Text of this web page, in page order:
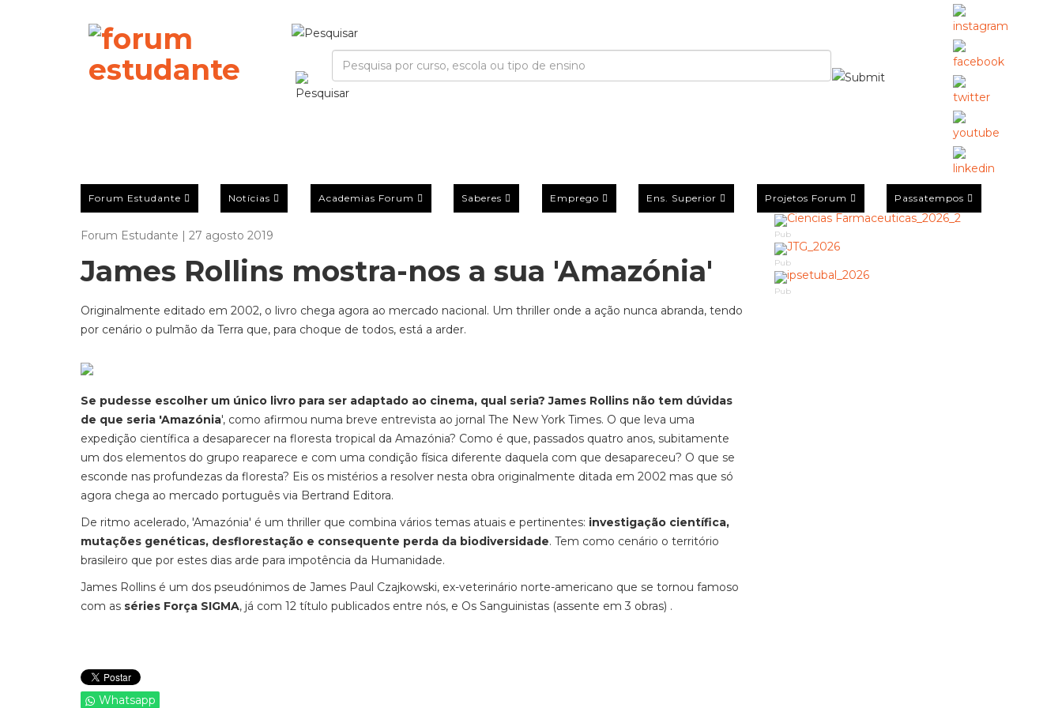
Forum Estudante Notícias Academias Forum Saberes Emprego Ens. Superior Projetos Forum Passatempos
Forum Estudante | 27 agosto 2019
James Rollins mostra-nos a sua 'Amazónia'
Originalmente editado em 2002, o livro chega agora ao mercado nacional. Um thriller onde a ação nunca abranda, tendo
por cenário o pulmão da Terra que, para choque de todos, está a arder.
Se pudesse escolher um único livro para ser adaptado ao cinema, qual seria? James Rollins não tem dúvidas
de que seria 'Amazónia', como afirmou numa breve entrevista ao jornal The New York Times. O que leva uma
expedição científica a desaparecer na floresta tropical da Amazónia? Como é que, passados quatro anos, subitamente
um dos elementos do grupo reaparece e com uma condição física diferente daquela com que desapareceu? O que se
esconde nas profundezas da floresta? Eis os mistérios a resolver nesta obra originalmente ditada em 2002 mas que só
agora chega ao mercado português via Bertrand Editora.
De ritmo acelerado, 'Amazónia' é um thriller que combina vários temas atuais e pertinentes: investigação científica,
mutações genéticas, desflorestação e consequente perda da biodiversidade. Tem como cenário o território
brasileiro que por estes dias arde para impotência da Humanidade.
James Rollins é um dos pseudónimos de James Paul Czajkowski, ex-veterinário norte-americano que se tornou famoso
com as séries Força SIGMA, já com 12 título publicados entre nós, e Os Sanguinistas (assente em 3 obras) .
Whatsapp
Pub
Pub
Pub